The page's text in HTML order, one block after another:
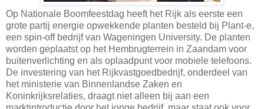
Op Nationale Boomfeestdag heeft het Rijk als eerste een
grote partij energie opwekkende planten besteld bij Plant-e,
een spin-off bedrijf van Wageningen University. De planten
worden geplaatst op het Hembrugterrein in Zaandam voor
buitenverlichting en als oplaadpunt voor mobiele telefoons.
De investering van het Rijkvastgoedbedrijf, onderdeel van
het ministerie van Binnenlandse Zaken en
Koninkrijksrelaties, draagt niet alleen bij aan een